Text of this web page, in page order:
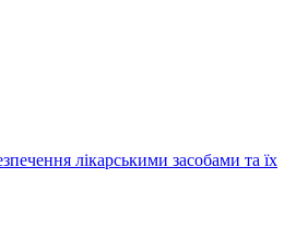
лікарськими засобами та їх